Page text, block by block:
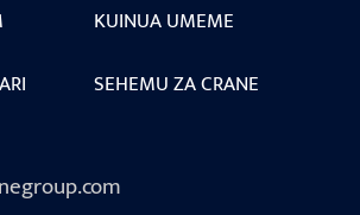
KUINUA UMEME
SEHEMU ZA CRANE